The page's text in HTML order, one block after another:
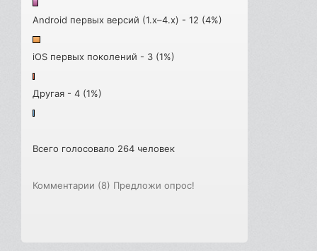
Android первых версий (1.x–4.x) - 12 (4%)
iOS первых поколений - 3 (1%)
Другая - 4 (1%)
Всего голосовало 264 человек
Комментарии (8) Предложи опрос!